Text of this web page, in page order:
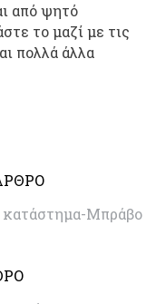
από ψητό
το μαζί με τις
πολλά άλλα
κατάστημα-Μπράβο